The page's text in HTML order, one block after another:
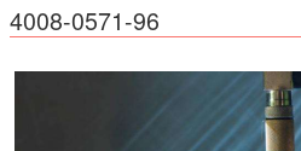
4008-0571-96